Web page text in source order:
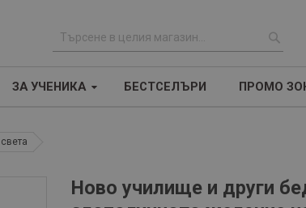
р
ЗА УЧЕНИКА БЕСТСЕЛЪРИ ПРОМО
Ново училище и други